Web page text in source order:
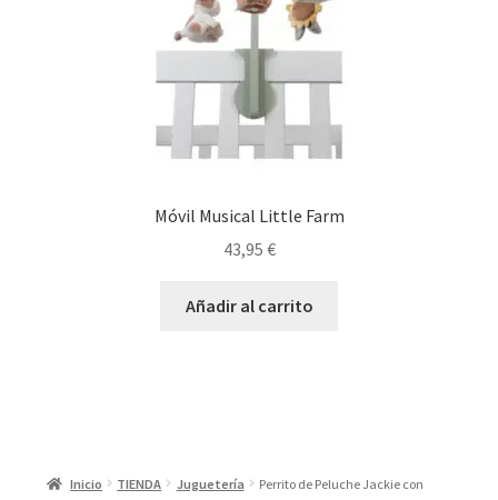
Móvil Musical Little Farm
43,95 €
Añadir al carrito
Inicio TIENDA Juguetería
Perrito de Peluche Jackie con